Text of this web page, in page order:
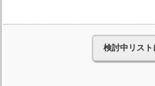
検討中リスト